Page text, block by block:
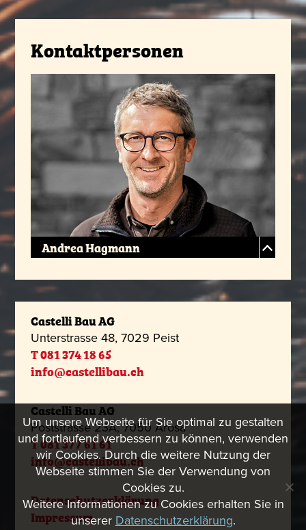
Kontaktpersonen
Andrea Hagmann
Castelli Bau AG
Unterstrasse 48, 7029 Peist
T 081 374 18 65
info@castellibau.ch
Castelli Bau AG
Poststrasse 23A, 7050 Arosa
T 081 377 61 61
info@castellibau.ch
Datenschutzerklärung
Impressum
Um unsere Webseite für Sie optimal zu gestalten
und fortlaufend verbessern zu können, verwenden
wir Cookies. Durch die weitere Nutzung der
Webseite stimmen Sie der Verwendung von
Cookies zu.
Weitere Informationen zu Cookies erhalten Sie in
unserer Datenschutzerklärung.